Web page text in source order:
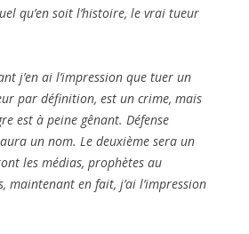
qu’en soit l’histoire, le vrai tueur
j’en ai l’impression que tuer un
par définition, est un crime, mais
est à peine gênant. Défense
un nom. Le deuxième sera un
les médias, prophètes au
maintenant en fait, j’ai l’impression